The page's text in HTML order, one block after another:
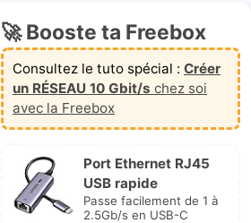
🚀 Booste ta Freebox
Consultez le tuto spécial : Créer
un RÉSEAU 10 Gbit/s chez soi
avec la Freebox
Port Ethernet RJ45
USB rapide
Passe facilement de 1 à
2.5Gb/s en USB-C